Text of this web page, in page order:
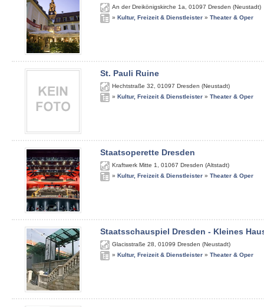
An der Dreikönigskirche 1a 01097 Dresden (Neustadt)
» Kultur, Freizeit & Dienstleister » Theater & Oper
St. Pauli Ruine
Hechtstraße 32 01097 Dresden (Neustadt)
» Kultur, Freizeit & Dienstleister » Theater & Oper
Staatsoperette Dresden
Kraftwerk Mitte 1 01067 Dresden (Altstadt)
» Kultur, Freizeit & Dienstleister » Theater & Oper
Staatsschauspiel Dresden - Kleines
Glacisstraße 28 01099 Dresden (Neustadt)
» Kultur, Freizeit & Dienstleister » Theater & Oper